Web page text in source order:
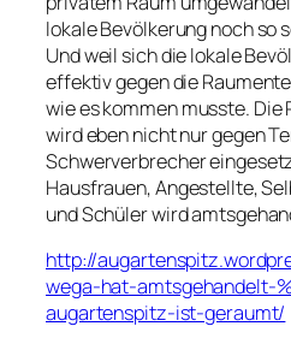
lokale Bevölkerung noch so
Und weil sich die lokale
effektiv gegen die
wie es kommen musste. Die
wird eben nicht nur gegen
Schwerverbrecher
Hausfrauen, Angestellte,
und Schüler wird
http://
wega-hat-amtsgehandelt-
augartenspitz-ist-geraumt/